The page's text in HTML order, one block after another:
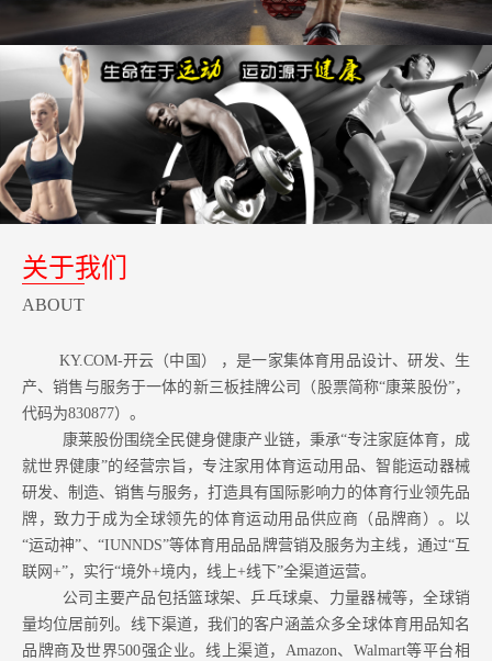
关于我们
ABOUT
KY.COM-开云（中国） ，是一家集体育用品设计、研发、生
产、销售与服务于一体的新三板挂牌公司（股票简称“康莱股份”，
代码为830877）。
康莱股份围绕全民健身健康产业链，秉承“专注家庭体育，成
就世界健康”的经营宗旨，专注家用体育运动用品、智能运动器械
研发、制造、销售与服务，打造具有国际影响力的体育行业领先品
牌，致力于成为全球领先的体育运动用品供应商（品牌商）。以
“运动神”、“IUNNDS”等体育用品品牌营销及服务为主线，通过“互
联网+”，实行“境外+境内，线上+线下”全渠道运营。
公司主要产品包括篮球架、乒乓球桌、力量器械等，全球销
量均位居前列。 线下渠道，我们的客户涵盖众多全球体育用品知名
品牌商及世界500强企业。 线上渠道，Amazon、Walmart等平台相